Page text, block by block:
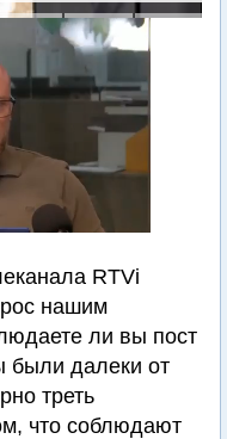
RTVi
нашим
ли вы пост
были далеки от
треть
что соблюдают